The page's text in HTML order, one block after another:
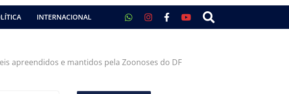
INTERNACIONAL
apreendidos e mantidos pela Zoonoses do DF